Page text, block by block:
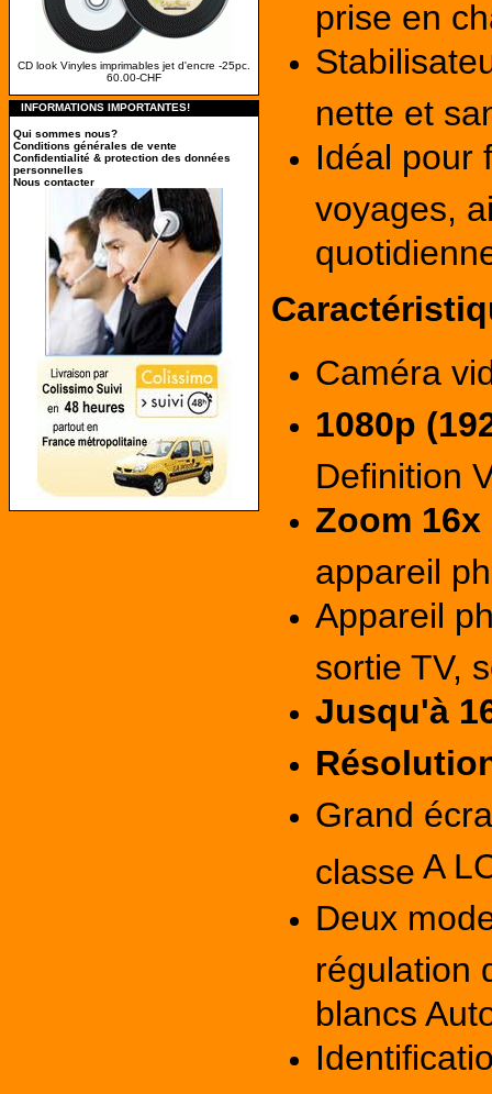
CD look Vinyles imprimables jet d'encre -25pc.
60.00-CHF
INFORMATIONS IMPORTANTES!
Qui sommes nous?
Conditions générales de vente
Confidentialité & protection des données
personnelles
Nous contacter
prise en
nette et
Idéal pour
voyages,
Caméra
1080p
Definition
Zoom 16x
appareil
Appareil
sortie TV,
Jusqu'à
Grand
classe A
Deux
régulation
blancs